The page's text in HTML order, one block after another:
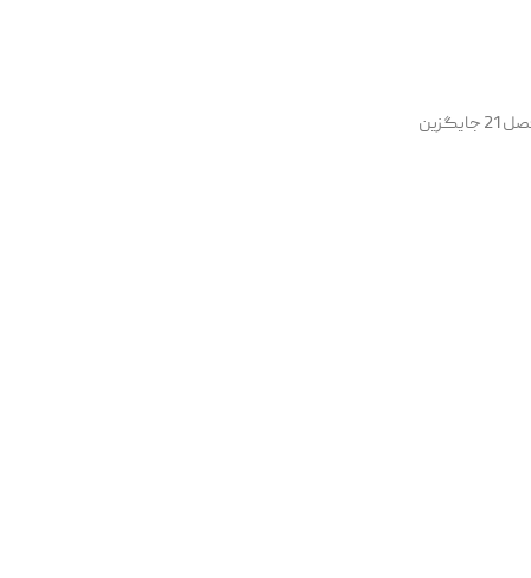
به پایان می‌رسد. پس از این تاریخ، فصل 21 جایگزین